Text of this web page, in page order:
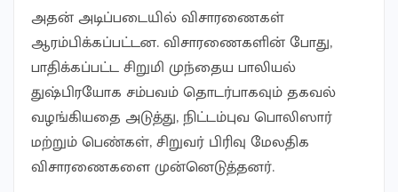
அதன் அடிப்படையில் விசாரணைகள்
ஆரம்பிக்கப்பட்டன. விசாரணைகளின் போது,
பாதிக்கப்பட்ட சிறுமி முந்தைய பாலியல்
துஷ்பிரயோக சம்பவம் தொடர்பாகவும் தகவல்
வழங்கியதை அடுத்து, நிட்டம்புவ பொலிஸார்
மற்றும் பெண்கள், சிறுவர் பிரிவு மேலதிக
விசாரணைகளை முன்னெடுத்தனர்.